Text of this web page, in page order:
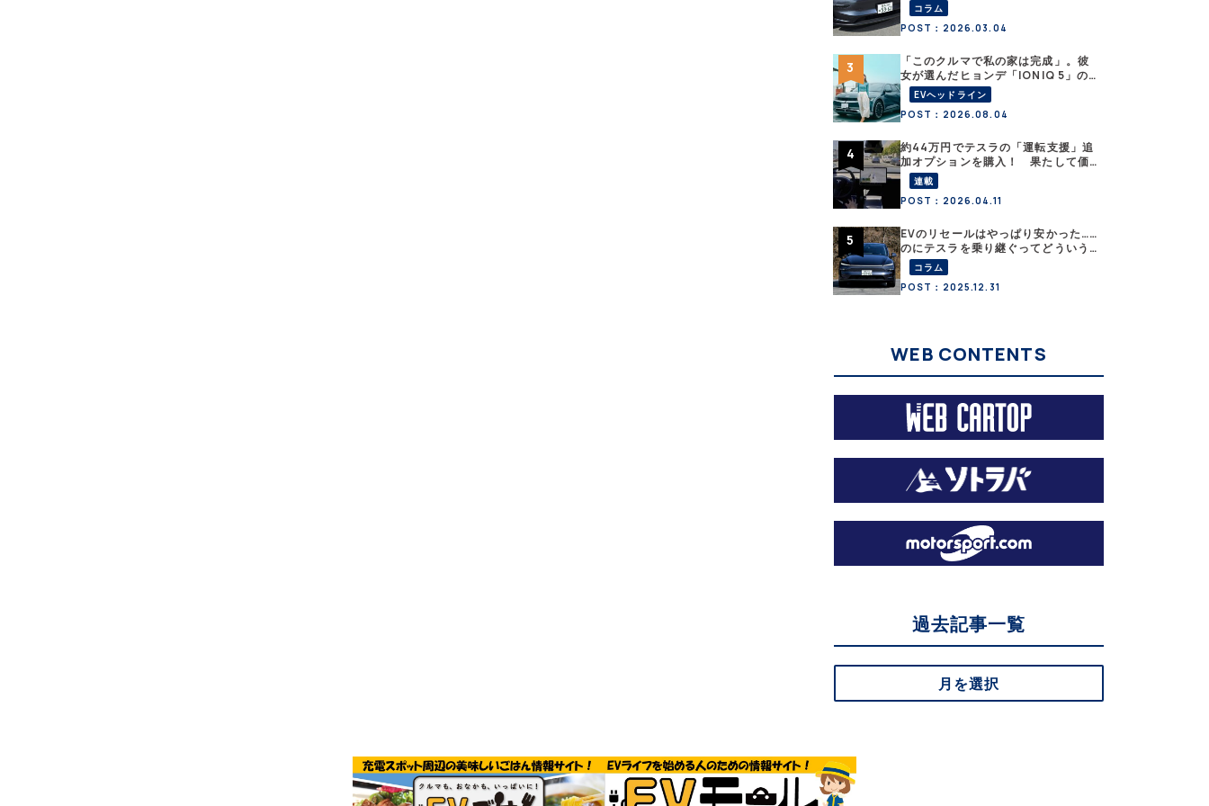
沼にはまった大学教授のEV生活・そ
の６】
コラム
POST：2026.03.04
「このクルマで私の家は完成」。彼
女が選んだヒョンデ「IONIQ 5」の
「エネルギーハック」な生活【なな
みんEVレポート その１】
EVヘッドライン
POST：2026.08.04
約44万円でテスラの「運転支援」追
加オプションを購入！ 果たして価
格以上の効果はあったのか？【テス
ラ沼にはまった大学教授のEV生活・
その10】
連載
POST：2026.04.11
EVのリセールはやっぱり安かった……
のにテスラを乗り継ぐってどういう
こと？ 【テスラ沼にはまった大学
教授のEV生活・その１】
コラム
POST：2025.12.31
WEB CONTENTS
過去記事一覧
月を選択